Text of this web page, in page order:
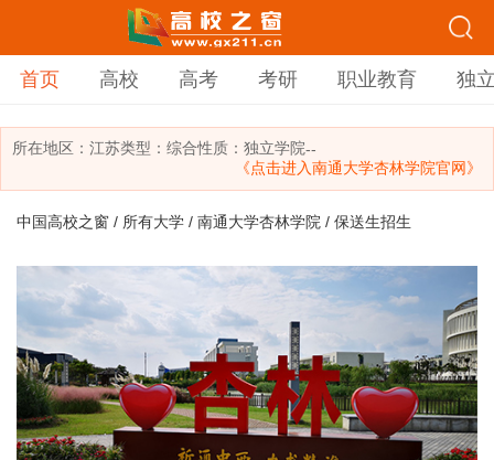
首页 高校 高考 考研 职业教育 独
所在地区： 江苏类型： 综合性质：独立学院--
《点击进入南通大学杏林学院官网》
中国高校之窗 / 所有大学 / 南通大学杏林学院 / 保送生招生